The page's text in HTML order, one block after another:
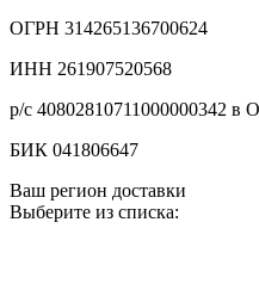
ОГРН 314265136700624
ИНН 261907520568
р/с 40802810711000000342 в
БИК 041806647
Ваш регион доставки
Выберите из списка: